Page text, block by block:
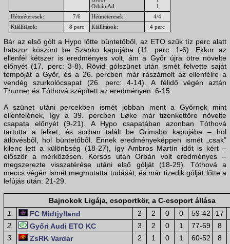
Orbán Ad.
1
Hétméteresek:
7/6 Hétméteresek:
4/4
Kiállítások:
8 perc Kiállítások: 4 perc
Bár az első gólt a Hypo lőtte büntetőből, az ETO szűk tíz perc alatt
hatszor köszönt be Szanko kapujába (11. perc: 1-6). Ekkor az
ellenfél kétszer is eredményes volt, ám a Győr újra ötre növelte
előnyét (17. perc: 3-8). Rövid gólszünet után ismét felvette saját
tempóját a Győr, és a 26. percben már rászámolt az ellenfélre a
vendég szurkolócsapat (26. perc: 4-14). A félidő végén aztán
Thurner és Tóthová szépített az eredményen: 6-15.
A szünet utáni percekben ismét jobban ment a Győrnek mint
ellenfelének, így a 39. percben Løke már tizenkettőre növelte
csapata előnyét (9-21). A Hypo csapatában azonban Tóthová
tartotta a lelket, és sorban talált be Grimsbø kapujába – hol
átlövésből, hol büntetőből. Ennek eredményeképpen ismét „csak”
kilenc lett a különbség (18-27), így Ambros Martín időt is kért –
először a mérkőzésen. Korsós után Orbán volt eredményes –
megszerezte visszatérése utáni első gólját (18-29). Tóthová a
meccs végén ismét megmutatta tudását, és már tizedik gólját lőtte a
lefújás után: 21-29.
Bajnokok Ligája, csoportkör, a C-csoport állása
1.
FC Midtjylland 2 2 0 0 59-42
17
2.
Győri Audi ETO KC 3 2 0 1 77-69
8
3.
ZsRK Vardar 2 1 0 1 60-52
8